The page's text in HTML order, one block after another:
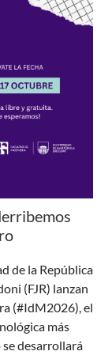
de la República
(FJR) lanzan
(#IdM2026), el
más
desarrollará